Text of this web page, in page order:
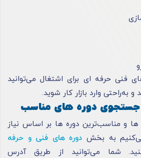
فنی حرفه ای برای اشتغال می‌توانید
به‌راحتی وارد بازار کار شوید.
جستجوی دوره های مناسب
ها و مناسب‌ترین دوره ها بر اساس نیاز
به بخش دوره های فنی و حرفه
شما می‌توانید از طریق آدرس